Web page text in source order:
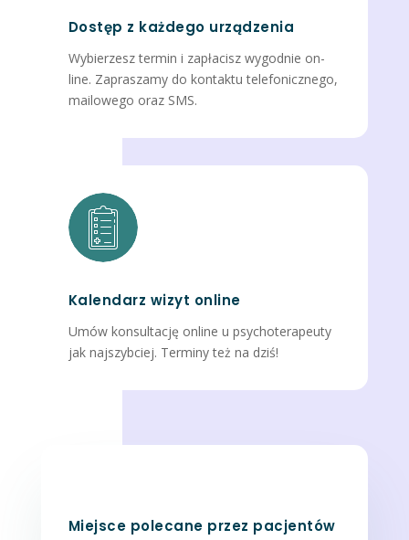
Dostęp z każdego urządzenia
Wybierzesz termin i zapłacisz wygodnie on-
line. Zapraszamy do kontaktu telefonicznego,
mailowego oraz SMS.
Kalendarz wizyt online
Umów konsultację online u psychoterapeuty
jak najszybciej. Terminy też na dziś!
Miejsce polecane przez pacjentów